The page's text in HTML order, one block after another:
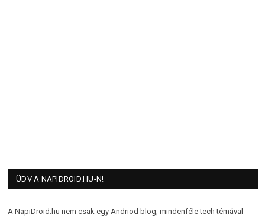
ÜDV A NAPIDROID.HU-N!
A NapiDroid.hu nem csak egy Andriod blog, mindenféle tech témával